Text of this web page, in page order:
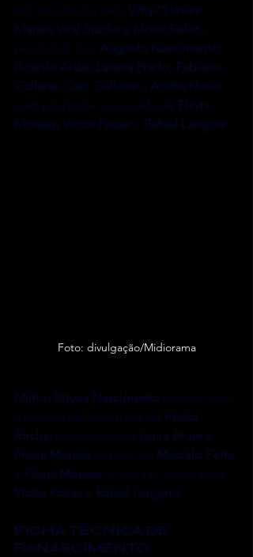
em associação com Why? Stories
Matter, Vital Studio e MoonSailor, e
produzido por Augusto Nascimento,
Ricardo Aidar, Larissa Prado, Fabiano
Gullane, Caio Gullane e André Novis,
com produção associada de Flavia
Moraes, Victor Pozas e Rafael Langoni.
Foto: divulgação/Midiorama
Milton Bituca Nascimento contou com
a direção de fotografia de Pedro
Rocha , montagem de Laura Brum e
Flavia Moraes , roteiro de Marcélo Ferla
e Flavia Moraes , e direção musical de
Victor Pozas e Rafael Langoni.
FICHA TÉCNICA DE
ReNASCIMENTO